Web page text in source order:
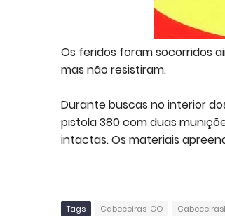
Os feridos foram socorridos
mas não resistiram.
Durante buscas no interior
pistola 380 com duas
intactas. Os materiais
Tags Cabeceiras-GO Cabeceiras1